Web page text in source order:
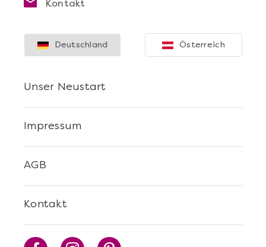
Kontakt
Kontakt
AGB
Impressum
Unser Neustart
Deutschland Österreich